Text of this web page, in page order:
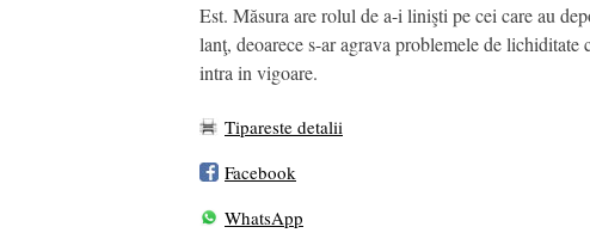
Est. Măsura are rolul de a-i linişti pe cei care au
lanţ, deoarece s-ar agrava problemele de
intra in vigoare.
Tipareste detalii
Facebook
WhatsApp